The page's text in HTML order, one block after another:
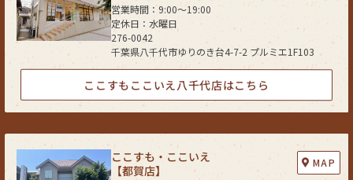
276-0042
千葉県八千代市ゆりのき台4-7-2 プルミエ1F103
営業時間：9:00〜19:00
定休日：水曜日
ここすもここいえ八千代店はこちら
ここすも・ここいえ
【都賀店】
MAP